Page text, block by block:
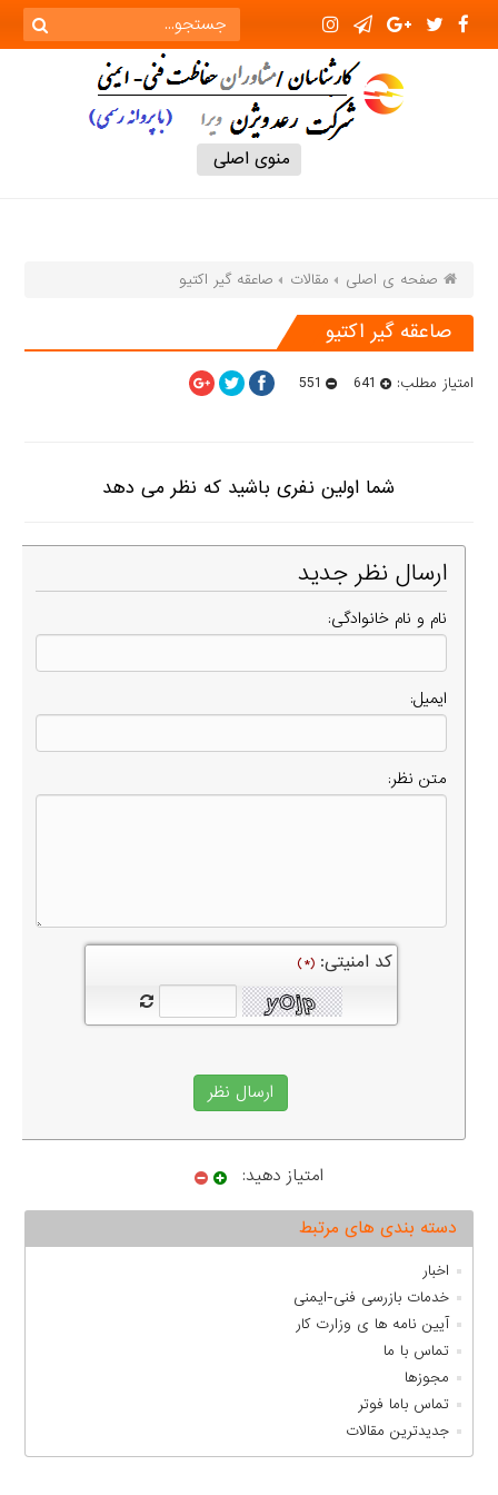
منوی اصلی
صفحه ی اصلی مقالات صاعقه گیر اکتیو
صاعقه گیر اکتیو
امتیاز مطلب:
شما اولین نفری باشید که نظر می دهد
ارسال نظر جدید
نام و نام خانوادگی:
ایمیل:
متن نظر:
کد امنیتی: (*)
امتیاز دهید:
دسته بندی های مرتبط
اخبار
خدمات بازرسی فنی-ایمنی
آیین نامه ها ی وزارت کار
تماس با ما
مجوزها
تماس باما فوتر
جدیدترین مقالات